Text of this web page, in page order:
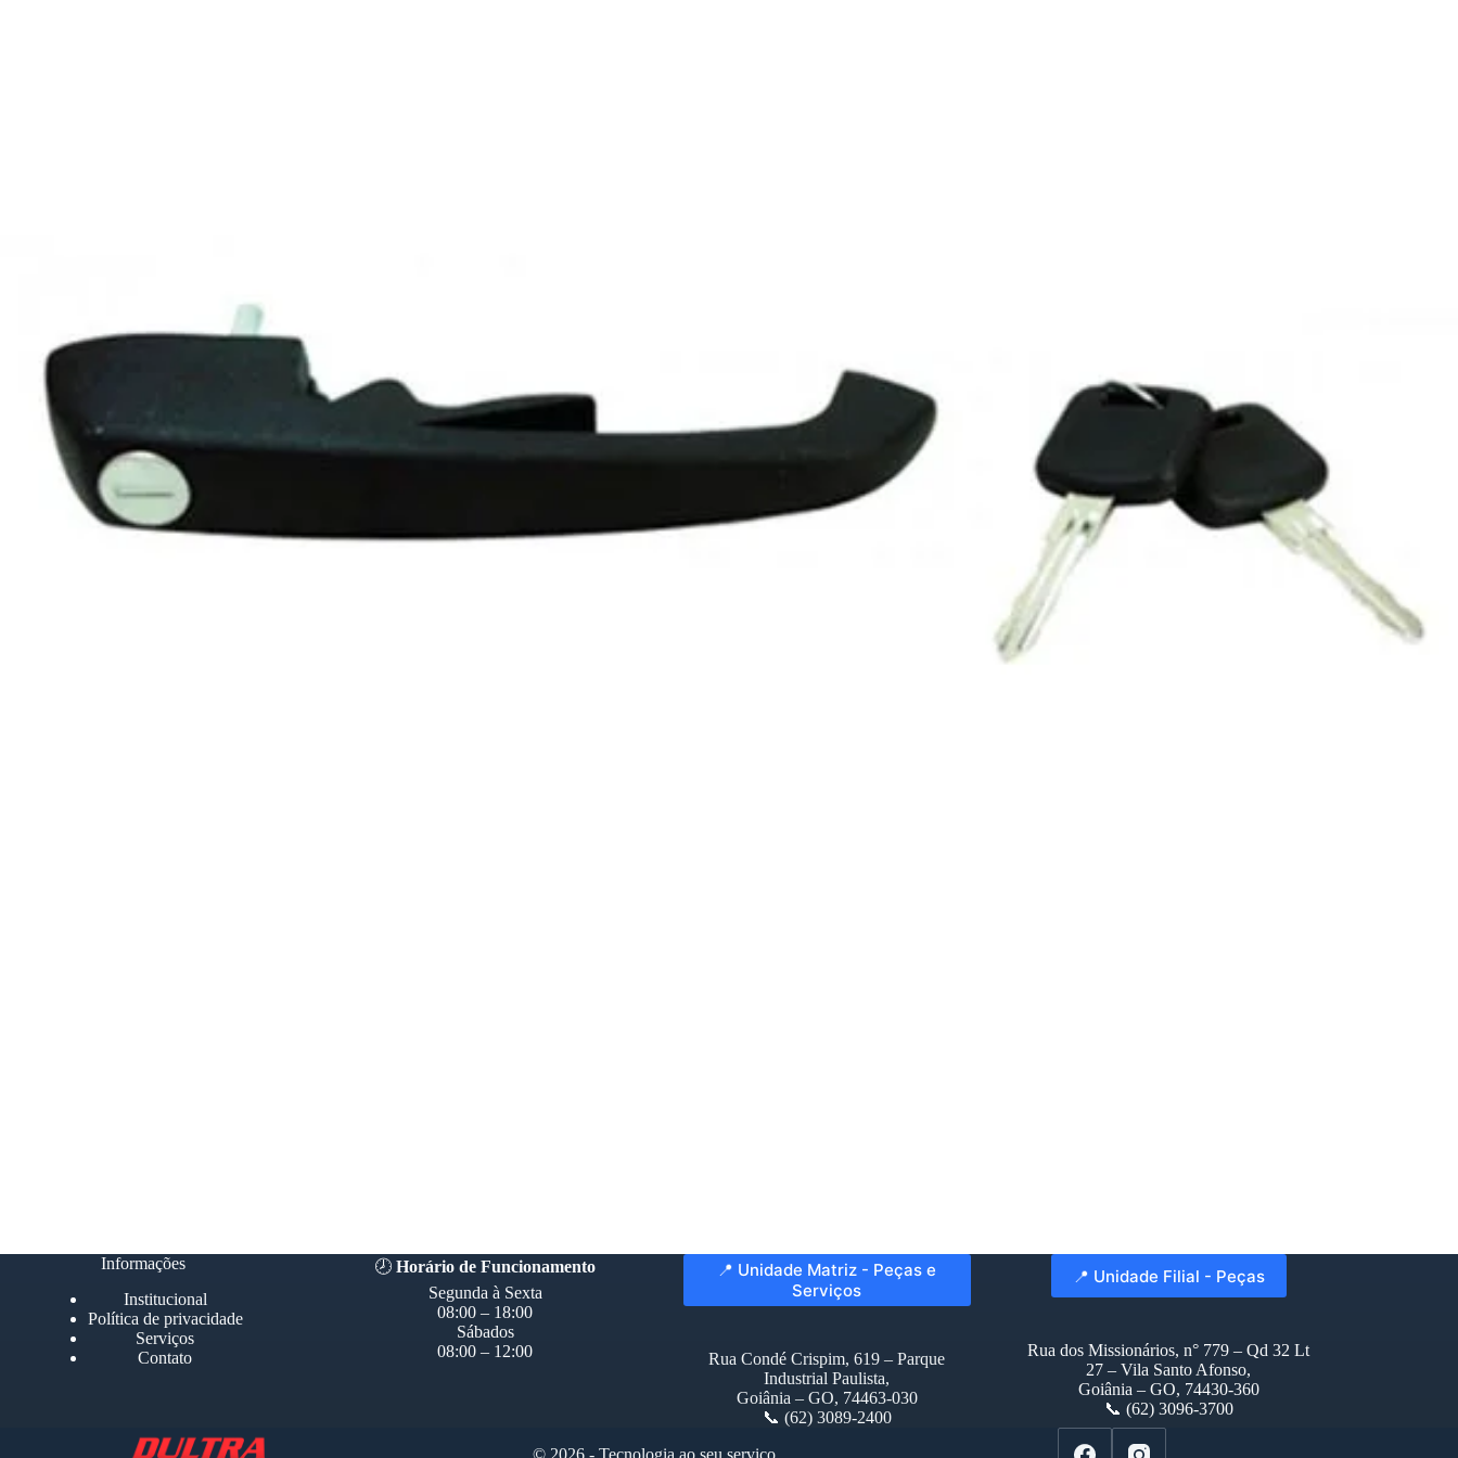
Informações
Institucional
Política de privacidade
Serviços
Contato
🕗Horário de Funcionamento
Segunda à Sexta
08:00 – 18:00
Sábados
08:00 – 12:00
📍 Unidade Matriz - Peças e
Serviços
Rua Condé Crispim, 619 – Parque
Industrial Paulista,
Goiânia – GO, 74463-030
📞 (62) 3089-2400
📍 Unidade Filial - Peças
Rua dos Missionários, n° 779 – Qd 32 Lt
27 – Vila Santo Afonso,
Goiânia – GO, 74430-360
📞 (62) 3096-3700
© 2026 - Tecnologia ao seu serviço.